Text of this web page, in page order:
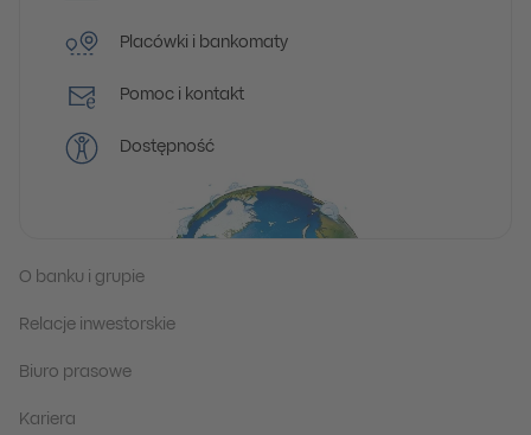
Placówki i bankomaty
Pomoc i kontakt
Dostępność
O banku i grupie
Relacje inwestorskie
Biuro prasowe
Kariera